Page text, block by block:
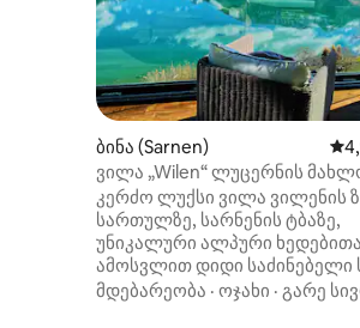
ბინა (Sarnen)
ვილა „Wilen“ ლუცერნის
ლუქს‑კლასის განტვირთვა
ზონაში
კერძო ლუქსი ვილა ვილენის
სართულზე, სარნენის ტბაზე,
უნიკალური ალპური
ამოსვლით დიდი საძინებელი
კინოთეატრით, პანორამული
მდებარეობა · ოჯახი · გარე